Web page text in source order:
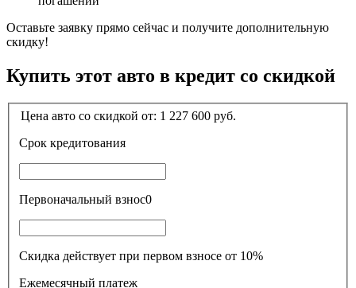
Оставьте заявку прямо сейчас и получите дополнительную
скидку!
Купить этот авто в кредит со скидкой
Цена авто со скидкой от: 1 227 600 руб.
Срок кредитования
Первоначальный взнос0
Скидка действует при первом взносе от 10%
Ежемесячный платеж